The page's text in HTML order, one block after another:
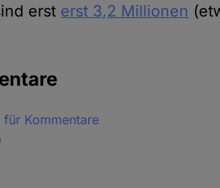
erst erst 3,2 Millionen
für Kommentare